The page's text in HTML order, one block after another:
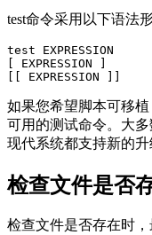
test命令采用以下语法
test EXPRESSION
[ EXPRESSION ]
[[ EXPRESSION ]]
如果您希望脚本可移植
可用的测试命令。大多
现代系统都支持新的升
检查文件是否
检查文件是否存在时